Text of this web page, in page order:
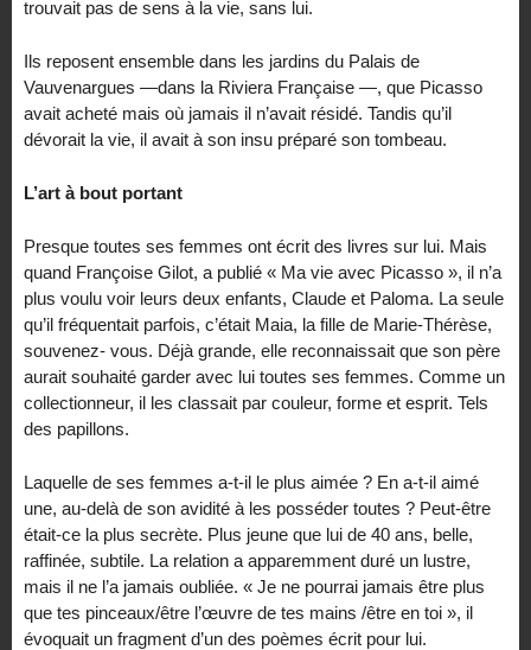
trouvait pas de sens à la vie, sans lui.
Ils reposent ensemble dans les jardins du Palais de
Vauvenargues —dans la Riviera Française —, que Picasso
avait acheté mais où jamais il n’avait résidé. Tandis qu’il
dévorait la vie, il avait à son insu préparé son tombeau.
L’art à bout portant
Presque toutes ses femmes ont écrit des livres sur lui. Mais
quand Françoise Gilot, a publié « Ma vie avec Picasso », il n’a
plus voulu voir leurs deux enfants, Claude et Paloma. La seule
qu’il fréquentait parfois, c’était Maia, la fille de Marie-Thérèse,
souvenez- vous. Déjà grande, elle reconnaissait que son père
aurait souhaité garder avec lui toutes ses femmes. Comme un
collectionneur, il les classait par couleur, forme et esprit. Tels
des papillons.
Laquelle de ses femmes a-t-il le plus aimée ? En a-t-il aimé
une, au-delà de son avidité à les posséder toutes ? Peut-être
était-ce la plus secrète. Plus jeune que lui de 40 ans, belle,
raffinée, subtile. La relation a apparemment duré un lustre,
mais il ne l’a jamais oubliée. « Je ne pourrai jamais être plus
que tes pinceaux/être l’œuvre de tes mains /être en toi », il
évoquait un fragment d’un des poèmes écrit pour lui.